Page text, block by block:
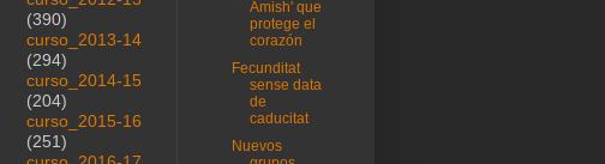
(390)
curso_2013-14
(294)
curso_2014-15
(204)
curso_2015-16
(251)
Amish' que
protege el
corazón
Fecunditat
sense data
de
caducitat
Nuevos